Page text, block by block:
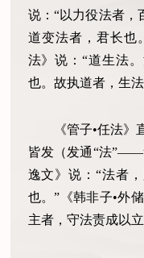
说：“以力役法者，
道变法者，君长也
法》说：“道生法
也。故执道者，生
《管子•任法
皆发（发通“法”——
逸文》说：“法者
也。”《韩非子•外
主者，守法责成以